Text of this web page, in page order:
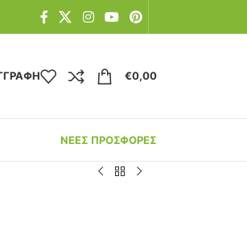
€0,00
ΝΕΕΣ ΠΡΟΣΦΟΡΕΣ